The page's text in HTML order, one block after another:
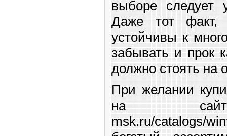
выборе следует
Даже тот
устойчивы к
забывать и прок
должно стоять на
При желании
на сайте
msk.ru/catalogs/